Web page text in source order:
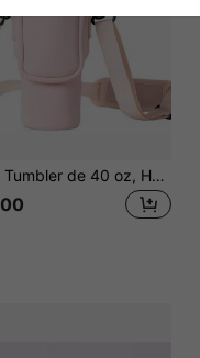
Étui pour Tumbler de 40 oz, Housse de tasse thermos, Housse de tasse en matériau de plongée, Housse de protection pour tasse avec poignée de voiture, Sangle diagonale réglable, Convient pour les voyages en plein air, le fitness et l'utilisation quotidienne.